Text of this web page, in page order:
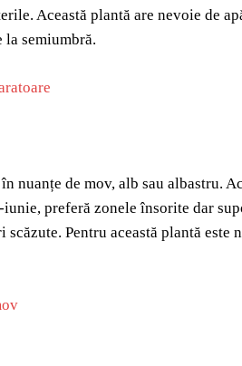
Această plantă are nevoie de
semiumbră.
de mov, alb sau albastru.
preferă zonele însorite dar
Pentru această plantă este